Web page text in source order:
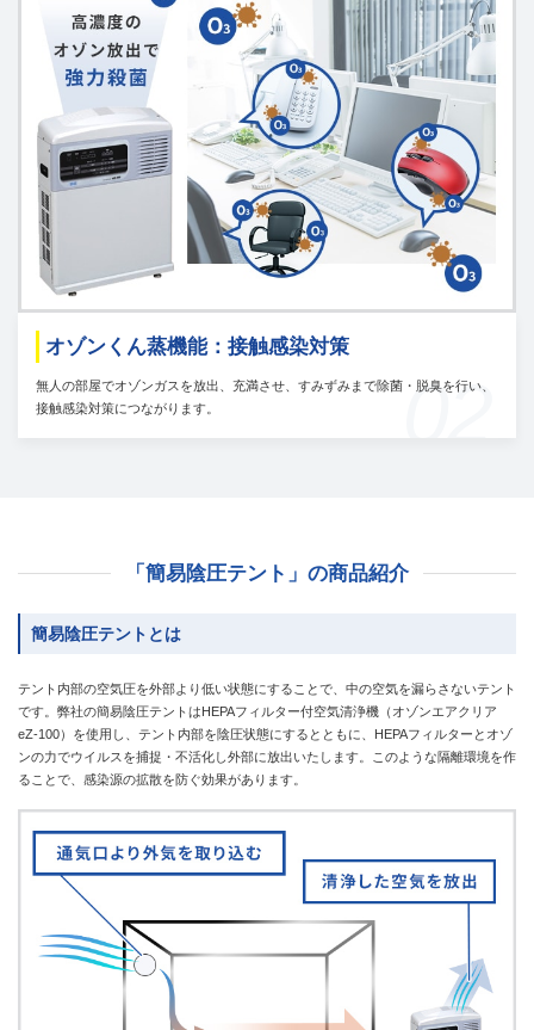
02
オゾンくん蒸機能：接触感染対策
無人の部屋でオゾンガスを放出、充満させ、すみずみまで除菌・脱臭を行い、
接触感染対策につながります。
「簡易陰圧テント」の商品紹介
簡易陰圧テントとは
テント内部の空気圧を外部より低い状態にすることで、中の空気を漏らさないテント
です。弊社の簡易陰圧テントはHEPAフィルター付空気清浄機（オゾンエアクリア
eZ-100）を使用し、テント内部を陰圧状態にするとともに、HEPAフィルターとオゾ
ンの力でウイルスを捕捉・不活化し外部に放出いたします。このような隔離環境を作
ることで、感染源の拡散を防ぐ効果があります。